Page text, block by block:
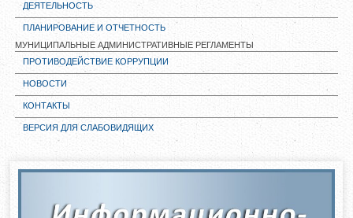
ДЕЯТЕЛЬНОСТЬ
ПЛАНИРОВАНИЕ И ОТЧЕТНОСТЬ
МУНИЦИПАЛЬНЫЕ АДМИНИСТРАТИВНЫЕ РЕГЛАМЕНТЫ
ПРОТИВОДЕЙСТВИЕ КОРРУПЦИИ
НОВОСТИ
КОНТАКТЫ
ВЕРСИЯ ДЛЯ СЛАБОВИДЯЩИХ